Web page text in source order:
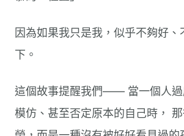
因為如果我只是我，似乎不夠好、
下。
這個故事提醒我們—— 當一個人過
模仿、甚至否定原本的自己時，